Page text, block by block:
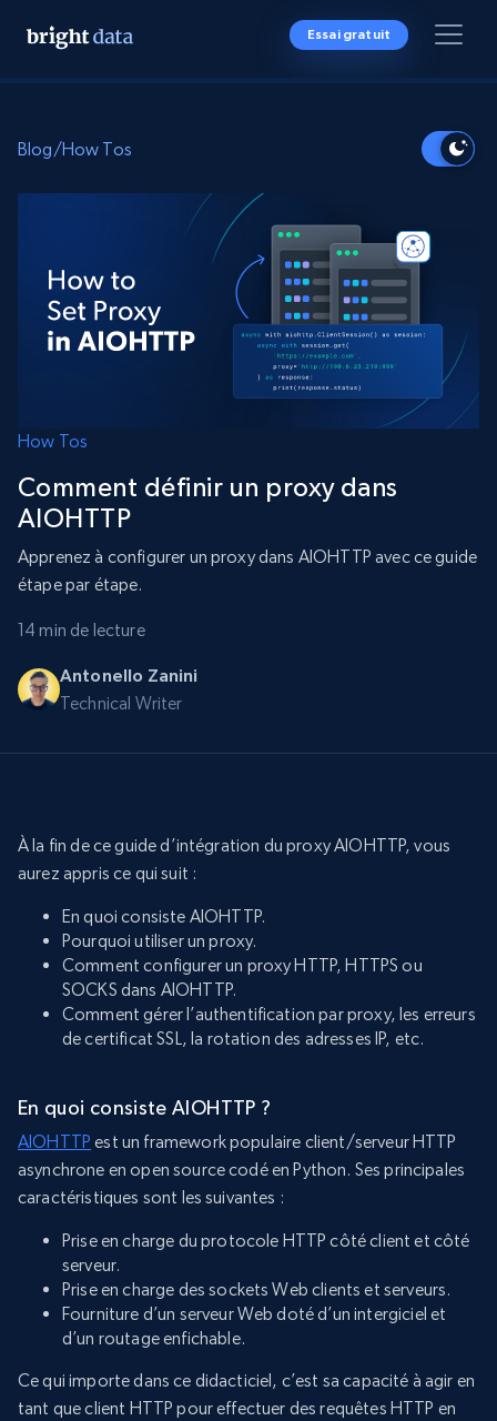
Essai gratuit
Blog/How Tos
How Tos
Comment définir un proxy dans
AIOHTTP
Apprenez à configurer un proxy dans AIOHTTP avec ce guide
étape par étape.
14 min de lecture
Antonello Zanini
Technical Writer
À la fin de ce guide d’intégration du proxy AIOHTTP, vous
aurez appris ce qui suit :
En quoi consiste AIOHTTP.
Pourquoi utiliser un proxy.
Comment configurer un proxy HTTP, HTTPS ou
SOCKS dans AIOHTTP.
Comment gérer l’authentification par proxy, les erreurs
de certificat SSL, la rotation des adresses IP, etc.
En quoi consiste AIOHTTP ?
AIOHTTP est un framework populaire client/serveur HTTP
asynchrone en open source codé en Python. Ses principales
caractéristiques sont les suivantes :
Prise en charge du protocole HTTP côté client et côté
serveur.
Prise en charge des sockets Web clients et serveurs.
Fourniture d’un serveur Web doté d’un intergiciel et
d’un routage enfichable.
Ce qui importe dans ce didacticiel, c’est sa capacité à agir en
tant que client HTTP pour effectuer des requêtes HTTP en